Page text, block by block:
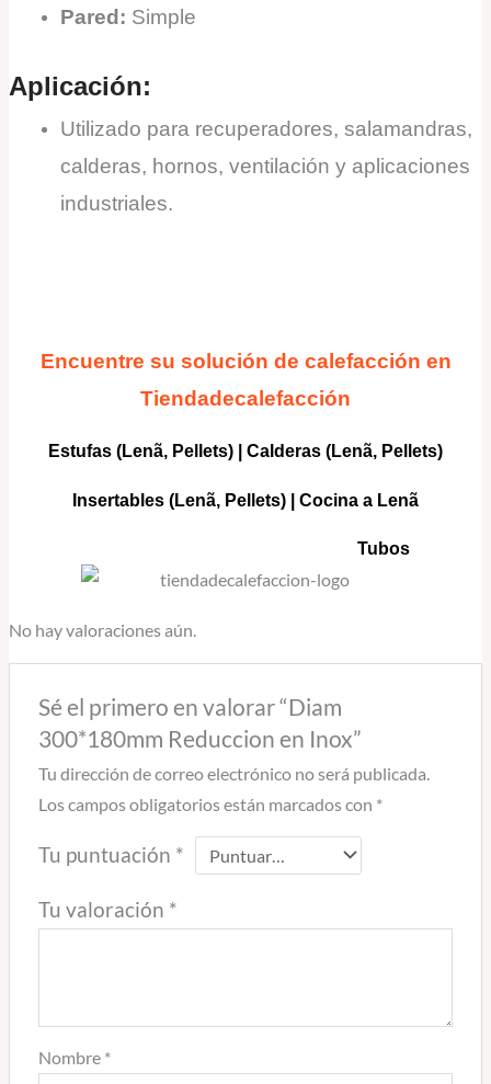
Pared: Simple
Aplicación:
Utilizado para recuperadores, salamandras,
calderas, hornos, ventilación y aplicaciones
industriales.
Encuentre su solución de calefacción en
Tiendadecalefacción
Estufas (Lenã, Pellets) Calderas (Lenã, Pellets)
Insertables (Lenã, Pellets) | Cocina a Lenã
Tubos
No hay valoraciones aún.
Sé el primero en valorar “Diam
300*180mm Reduccion en Inox”
Tu dirección de correo electrónico no será publicada.
Los campos obligatorios están marcados con *
Tu puntuación *
Tu valoración *
Nombre *